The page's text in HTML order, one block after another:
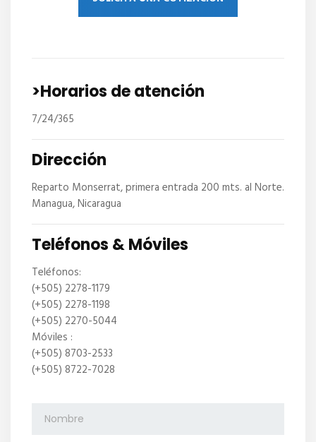
>Horarios de atención
7/24/365
Dirección
Reparto Monserrat, primera entrada 200 mts. al Norte.
Managua, Nicaragua
Teléfonos & Móviles
Teléfonos:
(+505) 2278-1179
(+505) 2278-1198
(+505) 2270-5044
Móviles :
(+505) 8703-2533
(+505) 8722-7028